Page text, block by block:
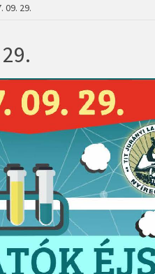
09. 29.